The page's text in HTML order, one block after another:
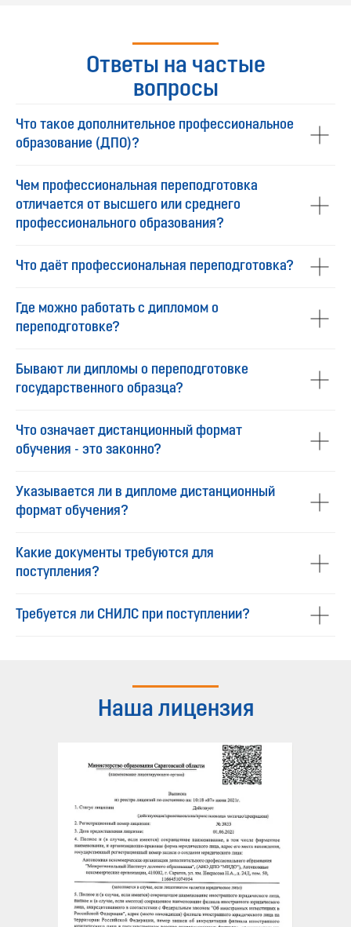
Ответы на частые
вопросы
Что такое дополнительное профессиональное
образование (ДПО)?
Чем профессиональная переподготовка
отличается от высшего или среднего
профессионального образования?
Что даёт профессиональная переподготовка?
Где можно работать с дипломом о
переподготовке?
Бывают ли дипломы о переподготовке
государственного образца?
Что означает дистанционный формат
обучения - это законно?
Указывается ли в дипломе дистанционный
формат обучения?
Какие документы требуются для
поступления?
Требуется ли СНИЛС при поступлении?
Наша лицензия